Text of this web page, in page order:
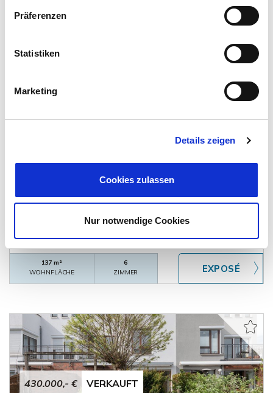
Präferenzen
Statistiken
Marketing
Details zeigen
Cookies zulassen
Nur notwendige Cookies
Braunschweig - Rüningen
Großes Reihenhaus in BS- Rüningen mit 2
Wohneinheiten u. Garage
Reihenmittelhaus
137 m²
WOHNFLÄCHE
6
ZIMMER
430.000,- € VERKAUFT